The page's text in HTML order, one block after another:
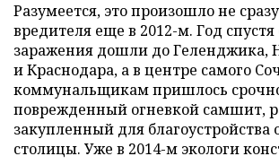
Разумеется, это произошло не
вредителя еще в 2012-м. Год спустя
заражения дошли до Геленджика,
и Краснодара, а в центре самого
коммунальщикам пришлось
поврежденный огневкой самшит,
закупленный для
столицы. Уже в 2014-м экологи